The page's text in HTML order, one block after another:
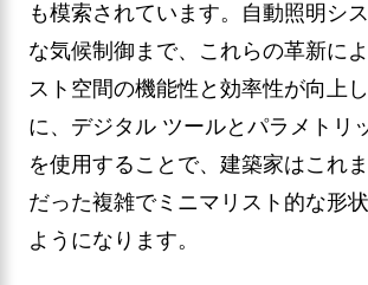
も模索されています。自動照明シ
な気候制御まで、これらの革新に
スト空間の機能性と効率性が向上
に、デジタル ツールとパラメトリ
を使用することで、建築家はこれ
だった複雑でミニマリスト的な形
ようになります。